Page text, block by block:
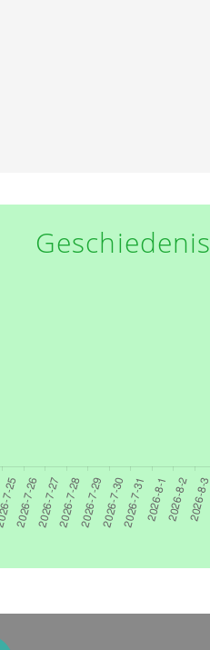
Geschiedenis